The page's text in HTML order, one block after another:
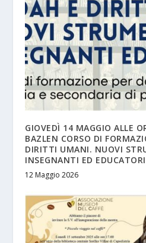
GIOVEDÌ 14 MAGGIO ALLE
BAZLEN CORSO DI
DIRITTI UMANI. NUOVI
INSEGNANTI ED
12 Maggio 2026